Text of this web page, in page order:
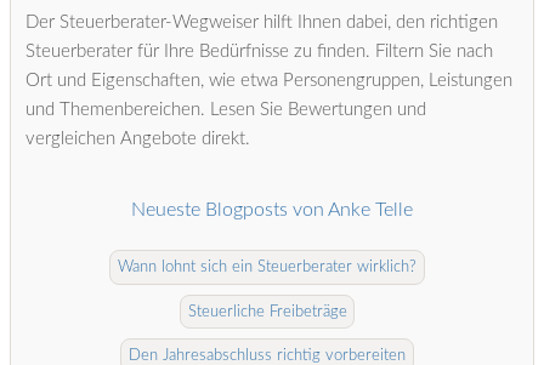
Der Steuerberater-Wegweiser hilft Ihnen dabei, den richtigen
Steuerberater für Ihre Bedürfnisse zu finden. Filtern Sie nach
Ort und Eigenschaften, wie etwa Personengruppen, Leistungen
und Themenbereichen. Lesen Sie Bewertungen und
vergleichen Angebote direkt.
Neueste Blogposts von Anke Telle
Wann lohnt sich ein Steuerberater wirklich?
Steuerliche Freibeträge
Den Jahresabschluss richtig vorbereiten